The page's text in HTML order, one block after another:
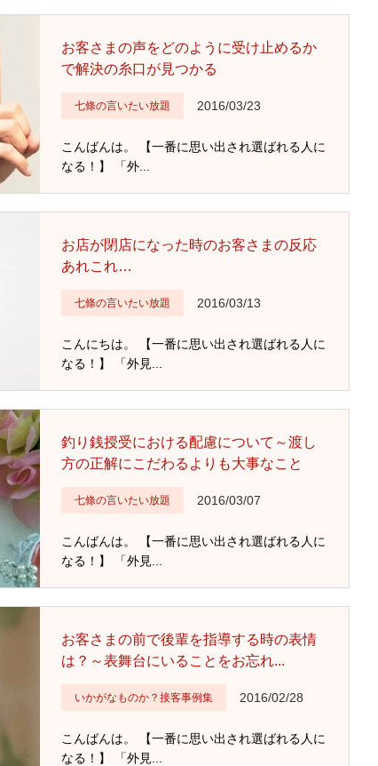
お客さまの声をどのように受け止めるか
で解決の糸口が見つかる
七條の言いたい放題 2016/03/23
こんばんは。 【一番に思い出され選ばれる人に
なる！】 「外...
お店が閉店になった時のお客さまの反応
あれこれ…
七條の言いたい放題 2016/03/13
こんにちは。 【一番に思い出され選ばれる人に
なる！】 「外見...
釣り銭授受における配慮について～渡し
方の正解にこだわるよりも大事なこと
七條の言いたい放題 2016/03/07
こんばんは。 【一番に思い出され選ばれる人に
なる！】 「外見...
お客さまの前で後輩を指導する時の表情
は？～表舞台にいることをお忘れ...
いかがなものか？接客事例集 2016/02/28
こんばんは。 【一番に思い出され選ばれる人に
なる！】 「外見...